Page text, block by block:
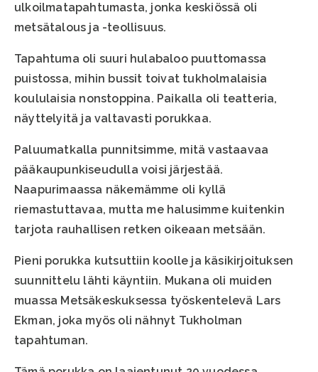
ulkoilmatapahtumasta, jonka keskiössä oli
metsätalous ja -teollisuus.
Tapahtuma oli suuri hulabaloo puuttomassa
puistossa, mihin bussit toivat tukholmalaisia
koululaisia nonstoppina. Paikalla oli teatteria,
näyttelyitä ja valtavasti porukkaa.
Paluumatkalla punnitsimme, mitä vastaavaa
pääkaupunkiseudulla voisi järjestää.
Naapurimaassa näkemämme oli kyllä
riemastuttavaa, mutta me halusimme kuitenkin
tarjota rauhallisen retken oikeaan metsään.
Pieni porukka kutsuttiin koolle ja käsikirjoituksen
suunnittelu lähti käyntiin. Mukana oli muiden
muassa Metsäkeskuksessa työskentelevä Lars
Ekman, joka myös oli nähnyt Tukholman
tapahtuman.